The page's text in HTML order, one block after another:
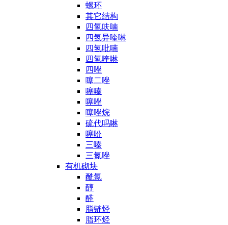
螺环
其它结构
四氢呋喃
四氢异喹啉
四氢吡喃
四氢喹啉
四唑
噻二唑
噻嗪
噻唑
噻唑烷
硫代吗啉
噻吩
三嗪
三氮唑
有机砌块
酰氯
醇
醛
脂链烃
脂环烃